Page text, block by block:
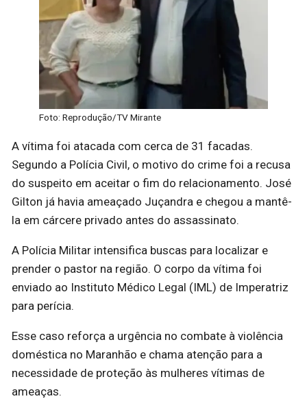
Foto: Reprodução/TV Mirante
A vítima foi atacada com cerca de 31 facadas.
Segundo a Polícia Civil, o motivo do crime foi a recusa
do suspeito em aceitar o fim do relacionamento. José
Gilton já havia ameaçado Juçandra e chegou a mantê-
la em cárcere privado antes do assassinato.
A Polícia Militar intensifica buscas para localizar e
prender o pastor na região. O corpo da vítima foi
enviado ao Instituto Médico Legal (IML) de Imperatriz
para perícia.
Esse caso reforça a urgência no combate à violência
doméstica no Maranhão e chama atenção para a
necessidade de proteção às mulheres vítimas de
ameaças.